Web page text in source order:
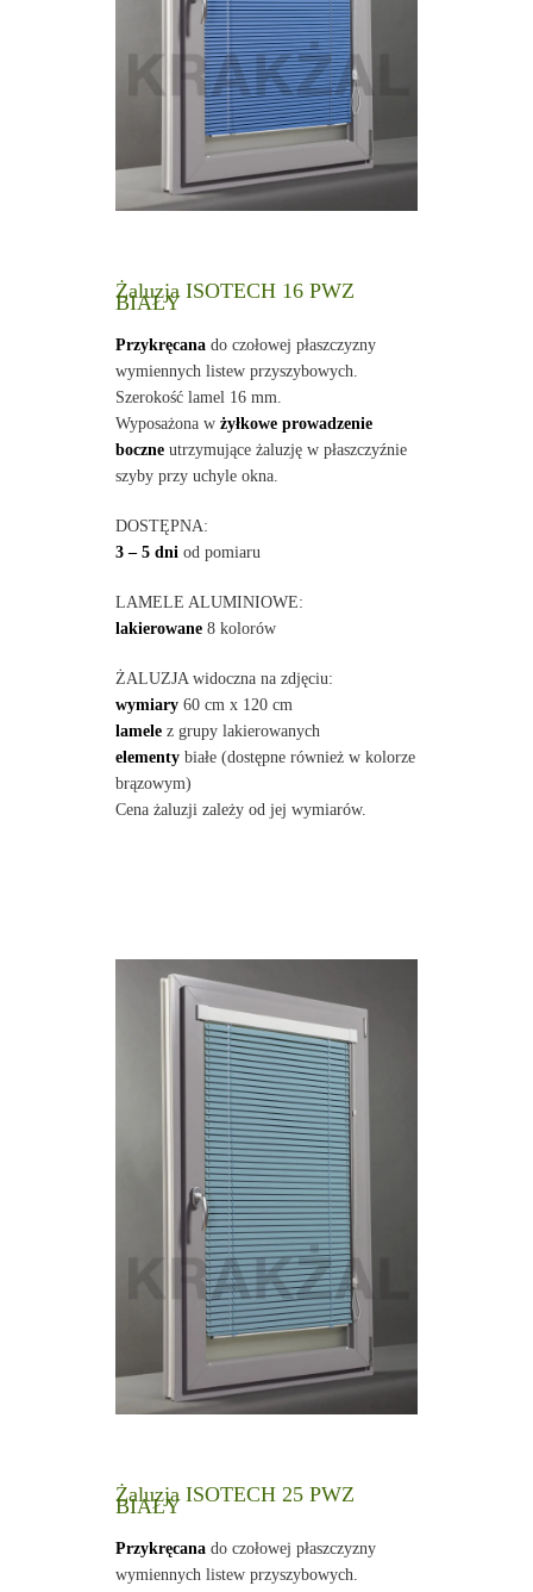
Żaluzja ISOTECH 16 PWZ
BIAŁY
Przykręcanado czołowej płaszczyzny
wymiennych listew przyszybowych.
Szerokość lamel 16 mm.
Wyposażona w żyłkowe prowadzenie
boczneutrzymujące żaluzję w płaszczyźnie
szyby przy uchyle okna.
DOSTĘPNA:
3 – 5 dniod pomiaru
LAMELE ALUMINIOWE:
lakierowane8 kolorów
ŻALUZJA widoczna na zdjęciu:
wymiary60 cm x 120 cm
lamelez grupy lakierowanych
elementybiałe (dostępne również w kolorze
brązowym)
Cena żaluzji zależy od jej wymiarów.
Żaluzja ISOTECH 25 PWZ
BIAŁY
Przykręcanado czołowej płaszczyzny
wymiennych listew przyszybowych.